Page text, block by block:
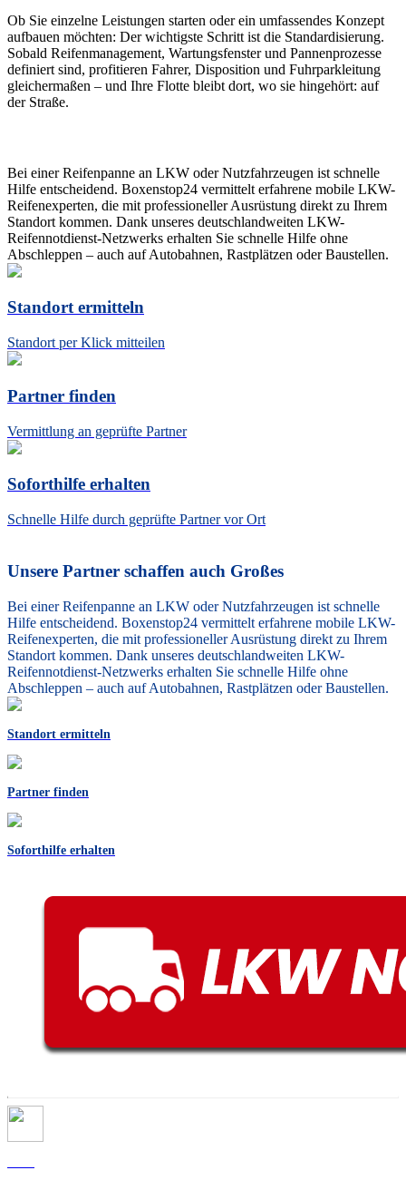
Ob Sie einzelne Leistungen starten oder ein umfassendes Konzept
aufbauen möchten: Der wichtigste Schritt ist die Standardisierung.
Sobald Reifenmanagement, Wartungsfenster und Pannenprozesse
definiert sind, profitieren Fahrer, Disposition und Fuhrparkleitung
gleichermaßen – und Ihre Flotte bleibt dort, wo sie hingehört: auf
der Straße.
Bei einer Reifenpanne an LKW oder Nutzfahrzeugen ist schnelle
Hilfe entscheidend. Boxenstop24 vermittelt erfahrene mobile LKW-
Reifenexperten, die mit professioneller Ausrüstung direkt zu Ihrem
Standort kommen. Dank unseres deutschlandweiten LKW-
Reifennotdienst-Netzwerks erhalten Sie schnelle Hilfe ohne
Abschleppen – auch auf Autobahnen, Rastplätzen oder Baustellen.
Standort ermitteln
Standort per Klick mitteilen
Partner finden
Vermittlung an geprüfte Partner
Soforthilfe erhalten
Schnelle Hilfe durch geprüfte Partner vor Ort
Unsere Partner schaffen auch Großes
Bei einer Reifenpanne an LKW oder Nutzfahrzeugen ist schnelle
Hilfe entscheidend. Boxenstop24 vermittelt erfahrene mobile LKW-
Reifenexperten, die mit professioneller Ausrüstung direkt zu Ihrem
Standort kommen. Dank unseres deutschlandweiten LKW-
Reifennotdienst-Netzwerks erhalten Sie schnelle Hilfe ohne
Abschleppen – auch auf Autobahnen, Rastplätzen oder Baustellen.
Standort ermitteln
Partner finden
Soforthilfe erhalten